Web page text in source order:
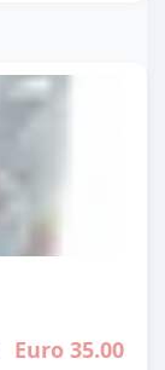
Euro 35.00